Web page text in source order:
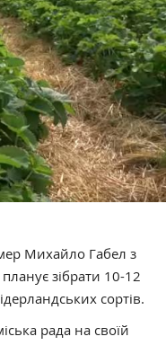
Михайло Габел з
зібрати 10-12
сортів.
рада на своїй